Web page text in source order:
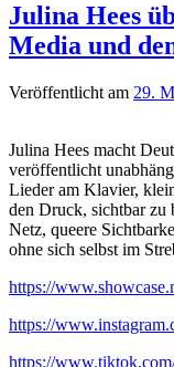
Julina Hees
Media und
Veröffentlicht am 29.
Julina Hees macht
veröffentlicht
Lieder am Klavier,
den Druck, sichtbar zu
Netz, queere
ohne sich selbst im
https://
https://
https://